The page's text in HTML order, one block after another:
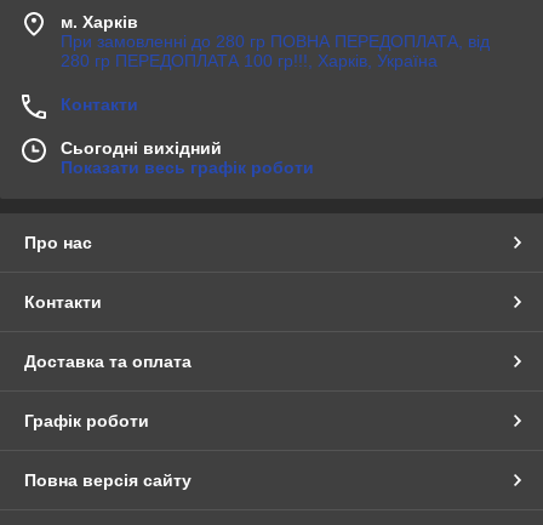
м. Харків
При замовленні до 280 гр ПОВНА ПЕРЕДОПЛАТА, від
280 гр ПЕРЕДОПЛАТА 100 гр!!!, Харків, Україна
Контакти
Сьогодні вихідний
Показати весь графік роботи
Про нас
Контакти
Доставка та оплата
Графік роботи
Повна версія сайту